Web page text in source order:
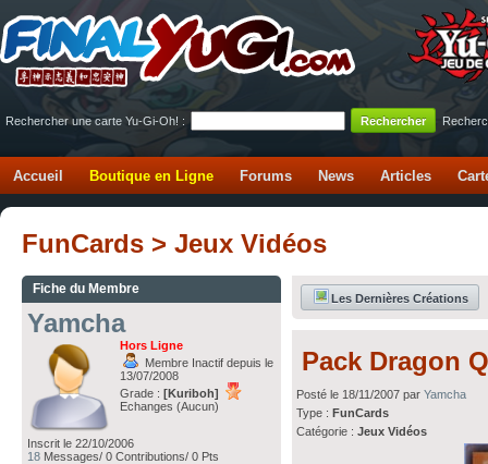
Rechercher une carte Yu-Gi-Oh! :
Accueil Boutique en Ligne Forums News Articles
FunCards > Jeux Vidéos
Fiche du Membre
Yamcha
Hors Ligne
Membre Inactif depuis le
13/07/2008
Grade : [Kuriboh]
Echanges (Aucun)
Inscrit le 22/10/2006
18 Messages/ 0 Contributions/ 0 Pts
Les Dernières Créations
Pack Dragon
Posté le 18/11/2007 parYamcha
Type :FunCards
Catégorie :Jeux Vidéos